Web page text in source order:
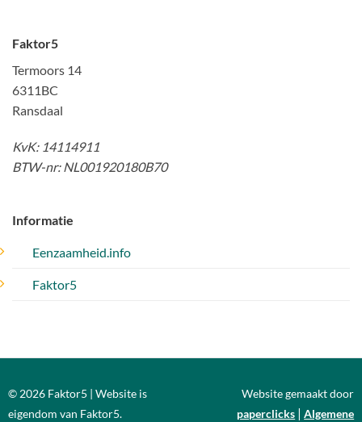
Faktor5
Termoors 14
6311BC
Ransdaal
KvK: 14114911
BTW-nr: NL001920180B70
Informatie
Eenzaamheid.info
Faktor5
© 2026 Faktor5 | Website is
eigendom van Faktor5.
Website gemaakt door
paperclicks |Algemene